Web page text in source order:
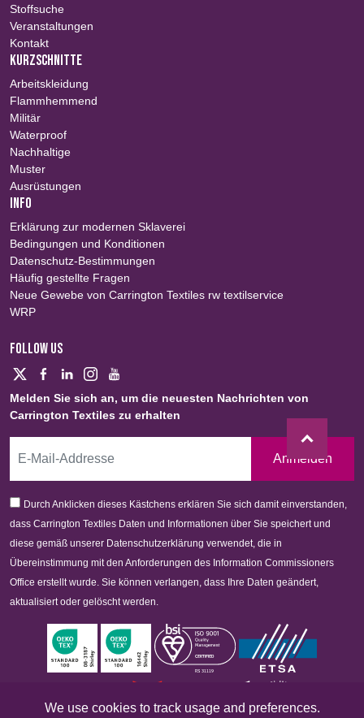
We use cookies to track usage and preferences.
Stoffsuche
Veranstaltungen
Kontakt
KURZSCHNITTE
Arbeitskleidung
Flammhemmend
Militär
Waterproof
Nachhaltige
Muster
Ausrüstungen
INFO
Erklärung zur modernen Sklaverei
Bedingungen und Konditionen
Datenschutz-Bestimmungen
Häufig gestellte Fragen
Neue Gewebe von Carrington Textiles rw textilservice
WRP
FOLLOW US
Melden Sie sich an, um die neuesten Nachrichten von
Carrington Textiles zu erhalten
Anmelden
Durch Anklicken dieses Kästchens erklären Sie sich damit einverstanden,
dass Carrington Textiles Daten und Informationen über Sie speichert und
diese gemäß unserer Datenschutzerklärung verwendet, die in
Übereinstimmung mit den Anforderungen des Information Commissioners
Office erstellt wurde. Sie können verlangen, dass Ihre Daten geändert,
aktualisiert oder gelöscht werden.